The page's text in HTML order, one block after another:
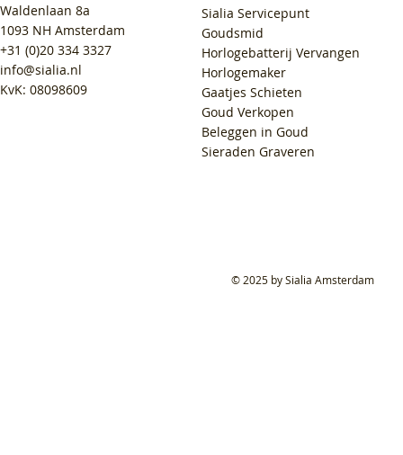
Waldenlaan 8a
1093 NH Amsterdam
+31 (0)20 334 3327
info@sialia.nl
KvK: 08098609
Sialia Servicepunt
Goudsmid
Horlogebatterij Vervangen
Horlogemaker
Gaatjes Schieten
Goud Verkopen
Beleggen in Goud
Sieraden Graveren
© 2025 by Sialia Amsterdam